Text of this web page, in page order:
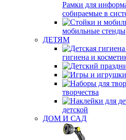
Рамки для
собираемые в
мобильные стенды
ДЕТЯМ
гигиена и
творчества
детской
ДОМ И САД